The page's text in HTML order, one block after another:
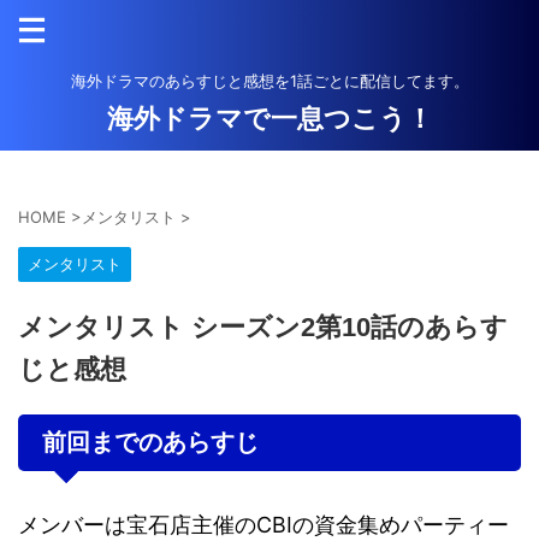
海外ドラマのあらすじと感想を1話ごとに配信してます。
海外ドラマで一息つこう！
HOME > メンタリスト >
メンタリスト
メンタリスト シーズン2第10話のあらす
じと感想
前回までのあらすじ
メンバーは宝石店主催のCBIの資金集めパーティー